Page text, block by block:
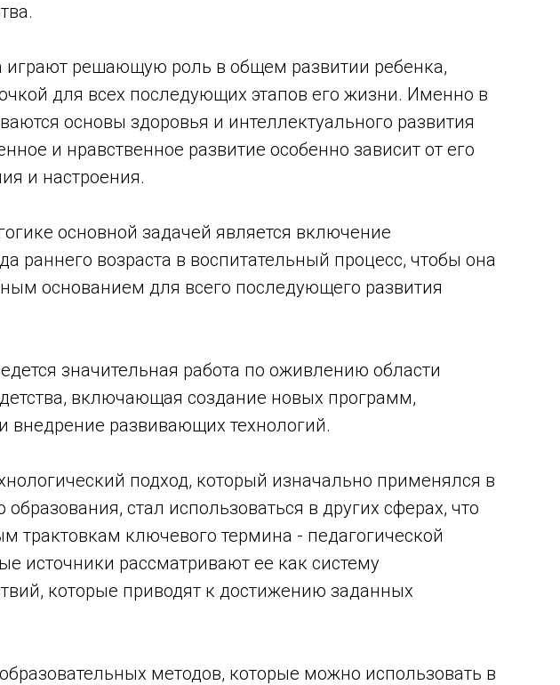
играют решающую роль в общем развитии ребенка,
для всех последующих этапов его жизни. Именно в
основы здоровья и интеллектуального развития
и нравственное развитие особенно зависит от его
и настроения.
основной задачей является включение
раннего возраста в воспитательный процесс, чтобы она
основанием для всего последующего развития
значительная работа по оживлению области
включающая создание новых программ,
внедрение развивающих технологий.
подход, который изначально применялся в
стал использоваться в других сферах, что
трактовкам ключевого термина - педагогической
источники рассматривают ее как систему
которые приводят к достижению заданных
методов, которые можно использовать в